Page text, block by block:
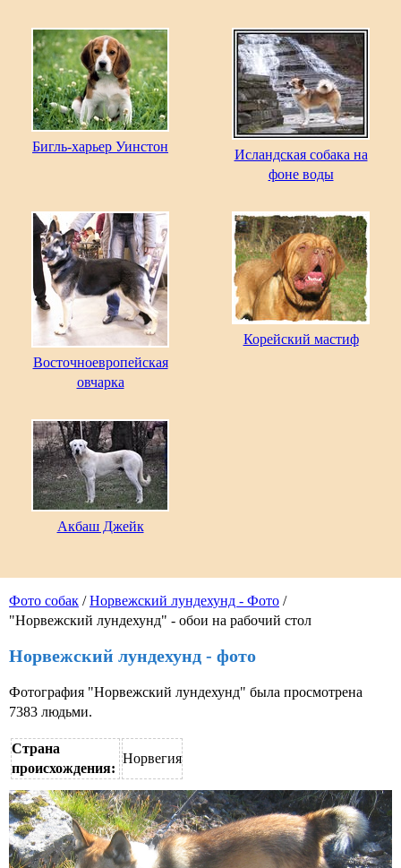
Фото собак /Норвежский лундехунд - Фото /
"Норвежский лундехунд" - обои на рабочий стол
Норвежский лундехунд - фото
Фотография "Норвежский лундехунд" была просмотрена
7383 людьми.
Страна
происхождения:
Норвегия
Бигль-харьер Уинстон
Исландская собака на
фоне воды
Восточноевропейская
овчарка
Корейский мастиф
Акбаш Джейк